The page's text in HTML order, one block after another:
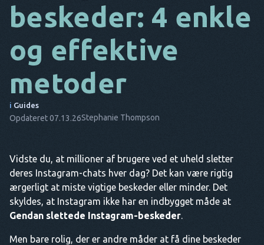
IT
FR
NL
PT
beskeder: 4 enkle
og effektive
metoder
i Guides
Opdateret 07.13.26Stephanie Thompson
Vidste du, at millioner af brugere ved et uheld sletter
deres Instagram-chats hver dag? Det kan være rigtig
ærgerligt at miste vigtige beskeder eller minder. Det
skyldes, at Instagram ikke har en indbygget måde at
Gendan slettede Instagram-beskeder.
Men bare rolig, der er andre måder at få dine beskeder